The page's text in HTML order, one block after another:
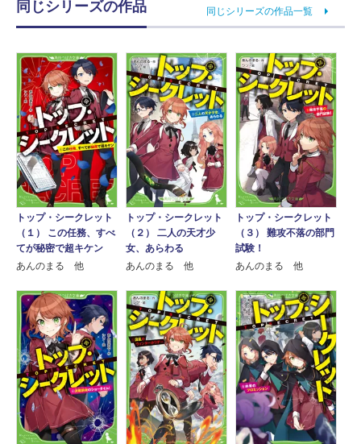
同じシリーズの作品 同じシリーズの作品一覧
トップ・シークレット
（１） この任務、すべ
てが秘密で超キケン
あんのまる 他
トップ・シークレット
（２） 二人の天才少
女、あらわる
あんのまる 他
トップ・シークレット
（３） 難攻不落の部門
試験！
あんのまる 他